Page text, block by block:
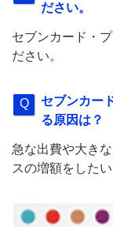
ださい。
セブンカード・
ださい。
セブンカー
る原因は？
急な出費や大き
スの増額をした